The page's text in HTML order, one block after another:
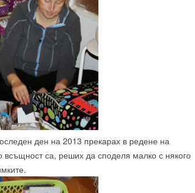
ден на 2013 прекарах в редене на
всъщност са, реших да споделя малко с някого